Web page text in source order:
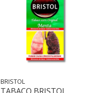
BRISTOL